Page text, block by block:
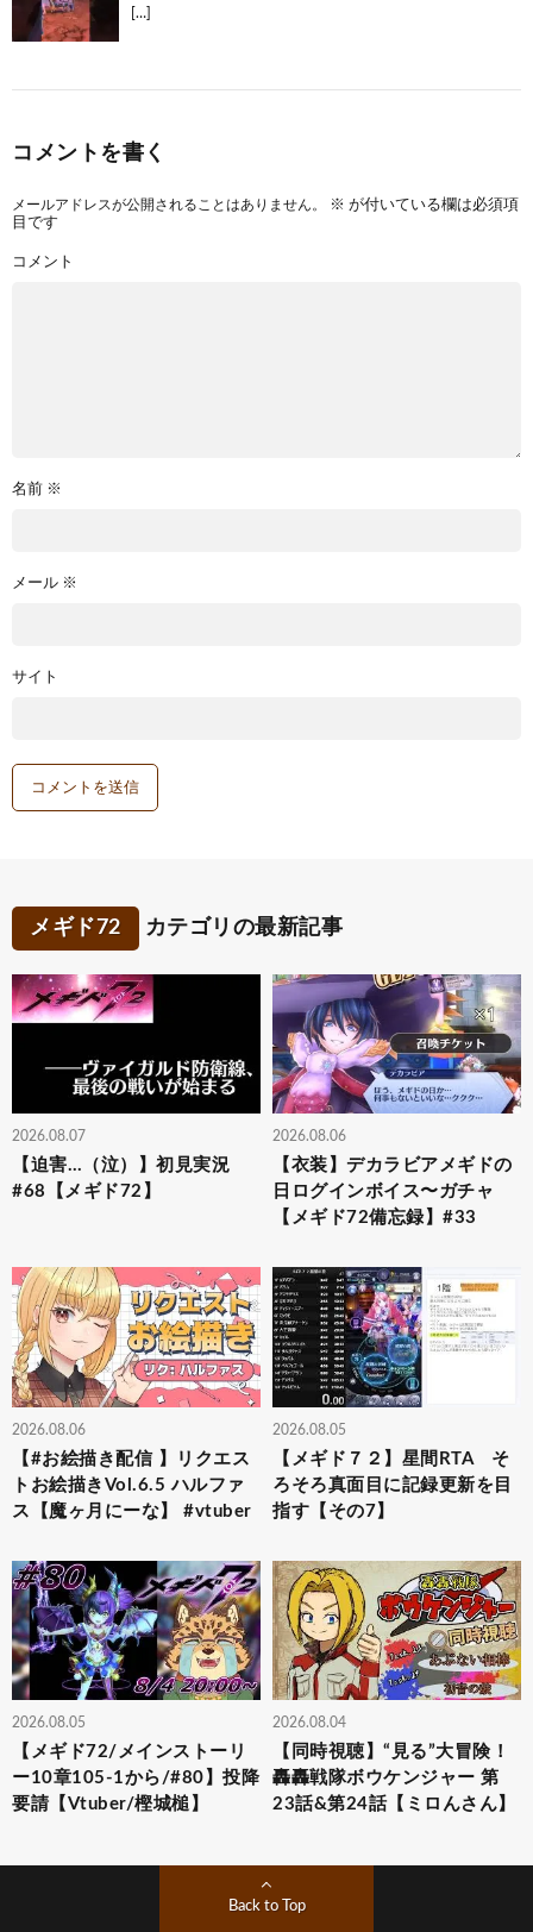
[…]
コメントを書く
メールアドレスが公開されることはありません。 ※ が付いている欄は必須項
目です
コメント
名前 ※
メール ※
サイト
メギド72 カテゴリの最新記事
2026.08.07
【迫害…（泣）】初見実況
#68【メギド72】
2026.08.06
【衣装】デカラビアメギドの
日ログインボイス〜ガチャ
【メギド72備忘録】#33
2026.08.06
【#お絵描き配信 】リクエス
トお絵描きVol.6.5 ハルファ
ス【魔ヶ月にーな】 #vtuber
2026.08.05
【メギド７２】星間RTA そ
ろそろ真面目に記録更新を目
指す【その7】
2026.08.05
【メギド72/メインストーリ
ー10章105-1から/#80】投降
要請【Vtuber/樫城槌】
2026.08.04
【同時視聴】“見る”大冒険！
轟轟戦隊ボウケンジャー 第
23話&第24話【ミロんさん】
Back to Top